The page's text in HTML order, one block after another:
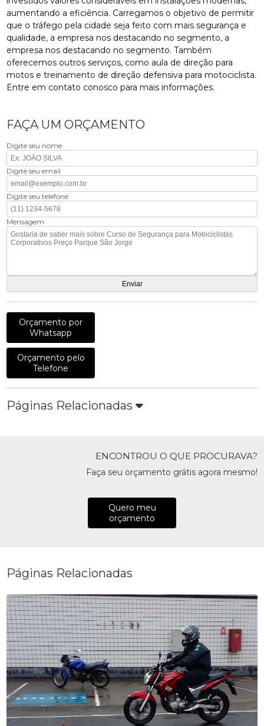
aumentando a eficiência. Carregamos o objetivo de permitir
que o tráfego pela cidade seja feito com mais segurança e
qualidade, a empresa nos destacando no segmento, a
empresa nos destacando no segmento. Também
oferecemos outros serviços, como aula de direção para
motos e treinamento de direção defensiva para motociclista.
Entre em contato conosco para mais informações.
FAÇA UM ORÇAMENTO
Digite seu nome
Digite seu email
Digite seu telefone
Mensagem
Orçamento por
Whatsapp
Orçamento pelo
Telefone
Páginas Relacionadas
ENCONTROU O QUE PROCURAVA?
Faça seu orçamento grátis agora mesmo!
Quero meu
orçamento
Páginas Relacionadas